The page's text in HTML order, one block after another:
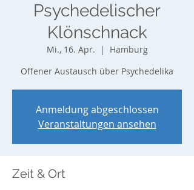
Psychedelischer
Klönschnack
Mi., 16. Apr.
  |
Hamburg
Offener Austausch über Psychedelika
Anmeldung abgeschlossen
Veranstaltungen ansehen
Zeit & Ort